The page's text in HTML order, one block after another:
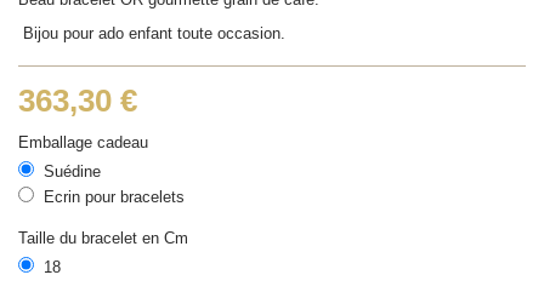
Bijou pour ado enfant toute occasion.
363,30 €
Emballage cadeau
Suédine
Ecrin pour bracelets
Taille du bracelet en Cm
18